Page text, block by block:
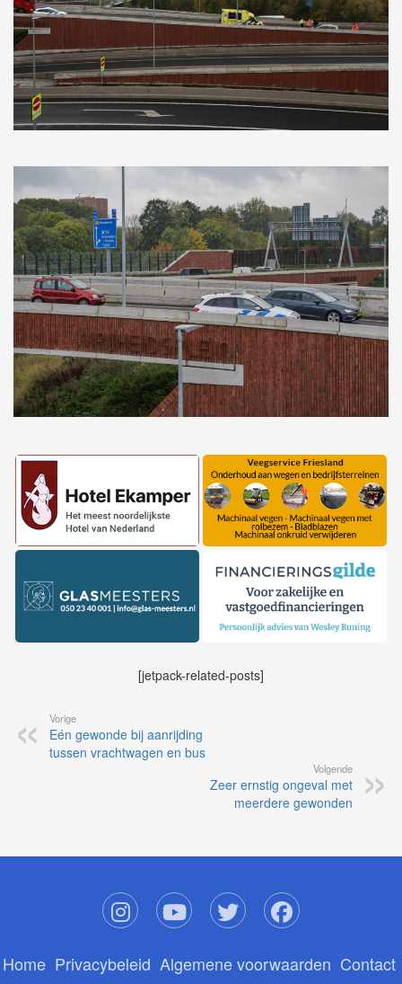
[jetpack-related-posts]
Vorige
Eén gewonde bij aanrijding
tussen vrachtwagen en bus
Volgende
Zeer ernstig ongeval met
meerdere gewonden
Home Privacybeleid Algemene voorwaarden Contact